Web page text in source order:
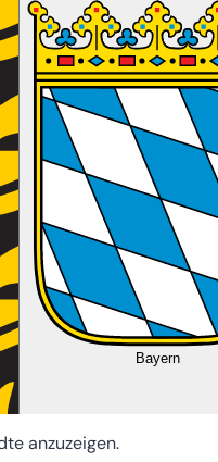
Bayern
anzuzeigen.